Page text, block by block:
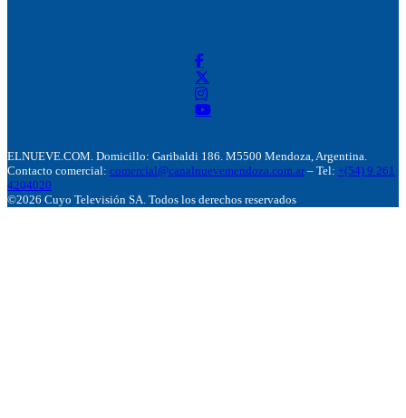
ELNUEVE.COM. Domicillo: Garibaldi 186. M5500 Mendoza, Argentina.
Contacto comercial: comercial@canalnuevemendoza.com.ar – Tel: +(54) 9 261
4204020
©2026 Cuyo Televisión SA. Todos los derechos reservados